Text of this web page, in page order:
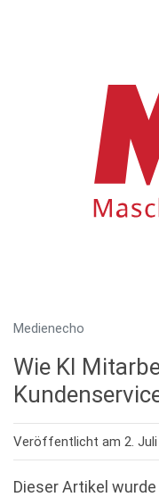
Medienecho
Wie KI
Veröffentlicht am 2. Juli
Dieser Artikel